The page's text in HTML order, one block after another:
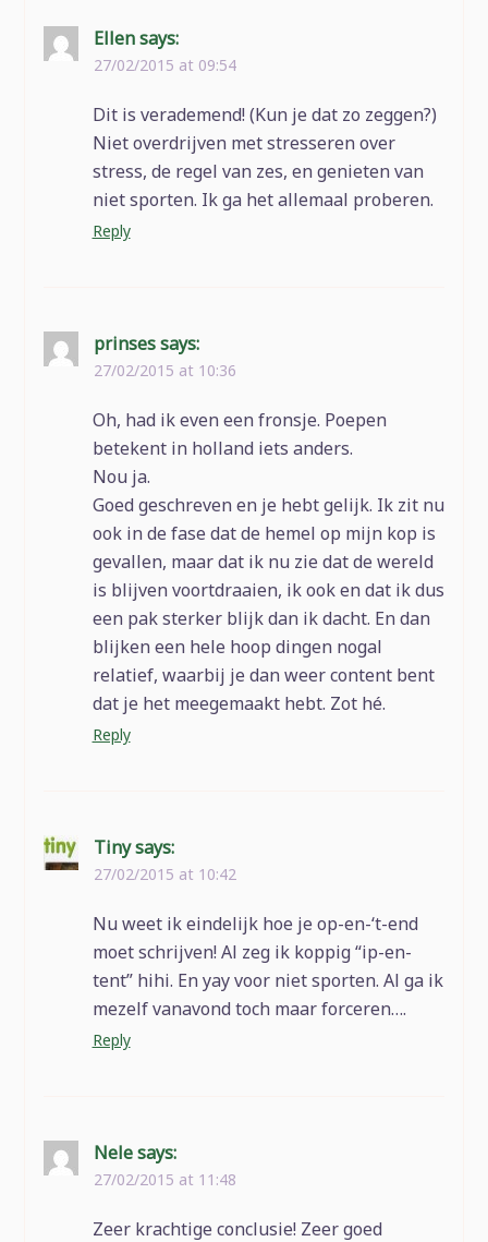
Ellen says:
27/02/2015 at 09:54
Dit is verademend! (Kun je dat zo zeggen?)
Niet overdrijven met stresseren over
stress, de regel van zes, en genieten van
niet sporten. Ik ga het allemaal proberen.
Reply
prinses says:
27/02/2015 at 10:36
Oh, had ik even een fronsje. Poepen
betekent in holland iets anders.
Nou ja.
Goed geschreven en je hebt gelijk. Ik zit nu
ook in de fase dat de hemel op mijn kop is
gevallen, maar dat ik nu zie dat de wereld
is blijven voortdraaien, ik ook en dat ik dus
een pak sterker blijk dan ik dacht. En dan
blijken een hele hoop dingen nogal
relatief, waarbij je dan weer content bent
dat je het meegemaakt hebt. Zot hé.
Reply
Tiny says:
27/02/2015 at 10:42
Nu weet ik eindelijk hoe je op-en-‘t-end
moet schrijven! Al zeg ik koppig “ip-en-
tent” hihi. En yay voor niet sporten. Al ga ik
mezelf vanavond toch maar forceren….
Reply
Nele says:
27/02/2015 at 11:48
Zeer krachtige conclusie! Zeer goed